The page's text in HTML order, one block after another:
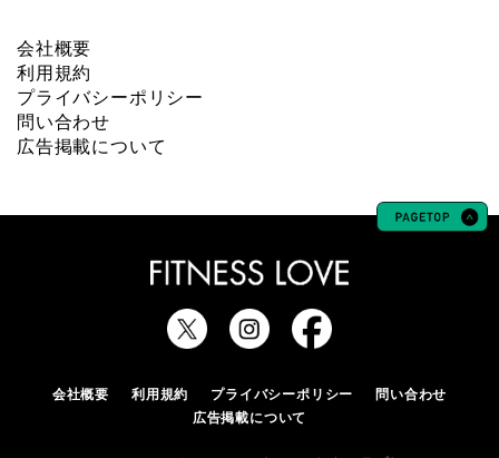
会社概要
利用規約
プライバシーポリシー
問い合わせ
広告掲載について
会社概要 利用規約 プライバシーポリシー
問い合わせ
広告掲載について